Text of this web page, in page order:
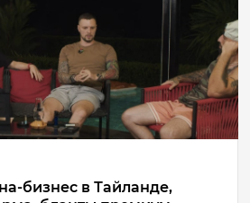
бизнес в Тайланде,